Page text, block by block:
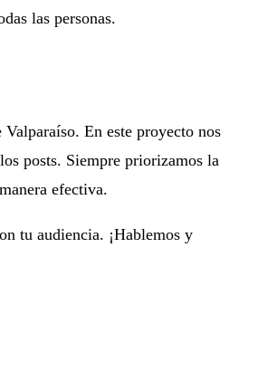
las personas.
En este proyecto nos
posts. Siempre priorizamos la
efectiva.
tu audiencia. ¡Hablemos y